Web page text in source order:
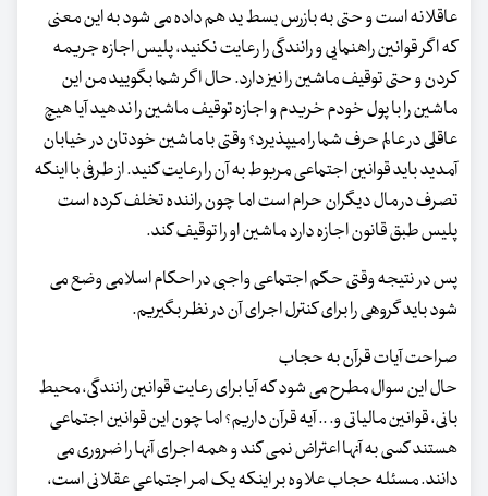
عاقلانه است و حتی به بازرس بسط ید هم داده می شود به این معنی
که اگر قوانین راهنمایی و رانندگی را رعایت نکنید، پلیس اجازه جریمه
کردن و حتی توقیف ماشین را نیز دارد. حال اگر شما بگویید من این
ماشین را با پول خودم خریدم و اجازه توقیف ماشین را ندهید آیا هیچ
عاقلی در عالم حرف شما را میپذیرد؟ وقتی با ماشین خودتان در خیابان
آمدید باید قوانین اجتماعی مربوط به آن را رعایت کنید. از طرفی با اینکه
تصرف در مال دیگران حرام است اما چون راننده تخلف کرده است
پلیس طبق قانون اجازه دارد ماشین او را توقیف کند.
پس در نتیجه وقتی حکم اجتماعی واجبی در احکام اسلامی وضع می
شود باید گروهی را برای کنترل اجرای آن در نظر بگیریم.
صراحت آیات قرآن به حجاب
حال این سوال مطرح می شود که آیا برای رعایت قوانین رانندگی، محیط
بانی، قوانین مالیاتی و. .. آیه قرآن داریم؟ اما چون این قوانین اجتماعی
هستند کسی به آنها اعتراض نمی کند و همه اجرای آنها را ضروری می
دانند. مسئله حجاب علاوه بر اینکه یک امر اجتماعی عقلانی است،